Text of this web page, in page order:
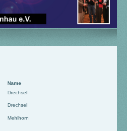
Name
Drechsel
Drechsel
Mehlhorn